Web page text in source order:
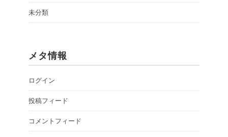
未分類
メタ情報
ログイン
投稿フィード
コメントフィード